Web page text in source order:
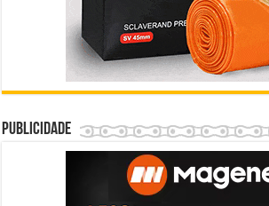
Publicidade